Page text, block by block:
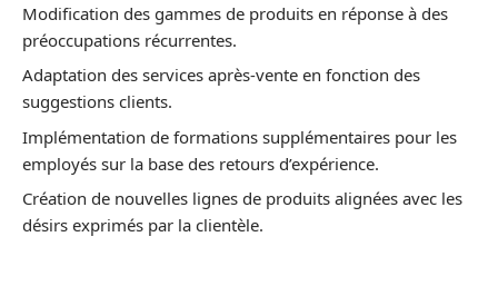
Modification des gammes de produits en réponse à des
préoccupations récurrentes.
Adaptation des services après-vente en fonction des
suggestions clients.
Implémentation de formations supplémentaires pour les
employés sur la base des retours d’expérience.
Création de nouvelles lignes de produits alignées avec les
désirs exprimés par la clientèle.